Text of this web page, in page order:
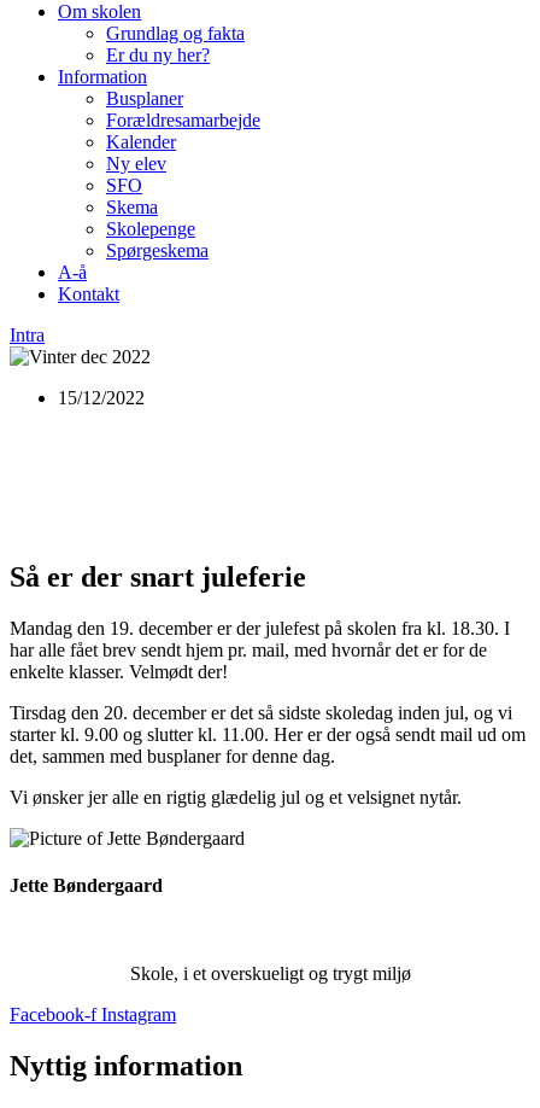
Om skolen
Grundlag og fakta
Er du ny her?
Information
Busplaner
Forældresamarbejde
Kalender
Ny elev
SFO
Skema
Skolepenge
Spørgeskema
A-å
Kontakt
Intra
15/12/2022
Så er der snart juleferie
Mandag den 19. december er der julefest på skolen fra kl. 18.30. I
har alle fået brev sendt hjem pr. mail, med hvornår det er for de
enkelte klasser. Velmødt der!
Tirsdag den 20. december er det så sidste skoledag inden jul, og vi
starter kl. 9.00 og slutter kl. 11.00. Her er der også sendt mail ud om
det, sammen med busplaner for denne dag.
Vi ønsker jer alle en rigtig glædelig jul og et velsignet nytår.
Jette Bøndergaard
Skole, i et overskueligt og trygt miljø
Facebook-f Instagram
Nyttig information